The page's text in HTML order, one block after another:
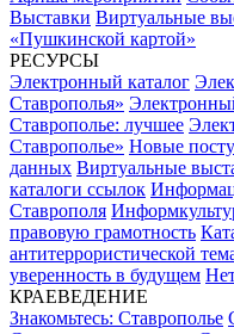
Выставки Виртуальные
«Пушкинской картой»
РЕСУРСЫ
Электронный каталог
Ставрополья»
Ставрополье: лучшее
Ставрополье» Новые
данных Виртуальные
каталоги ссылок
Ставрополя
правовую грамотность
антитеррористической
уверенность в будущем
КРАЕВЕДЕНИЕ
Знакомьтесь: Ставрополье